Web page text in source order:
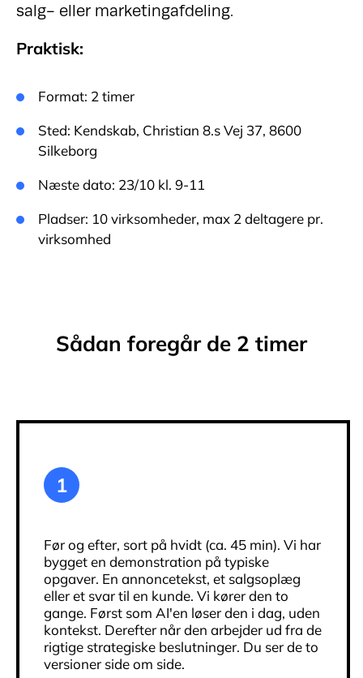
salg- eller marketingafdeling.
Praktisk:
Format: 2 timer
Sted: Kendskab, Christian 8.s Vej 37, 8600
Silkeborg
Næste dato: 23/10 kl. 9-11
Pladser: 10 virksomheder, max 2 deltagere pr.
virksomhed
Sådan foregår de 2 timer
1
Før og efter, sort på hvidt (ca. 45 min). Vi har
bygget en demonstration på typiske
opgaver. En annoncetekst, et salgsoplæg
eller et svar til en kunde. Vi kører den to
gange. Først som AI'en løser den i dag, uden
kontekst. Derefter når den arbejder ud fra de
rigtige strategiske beslutninger. Du ser de to
versioner side om side.